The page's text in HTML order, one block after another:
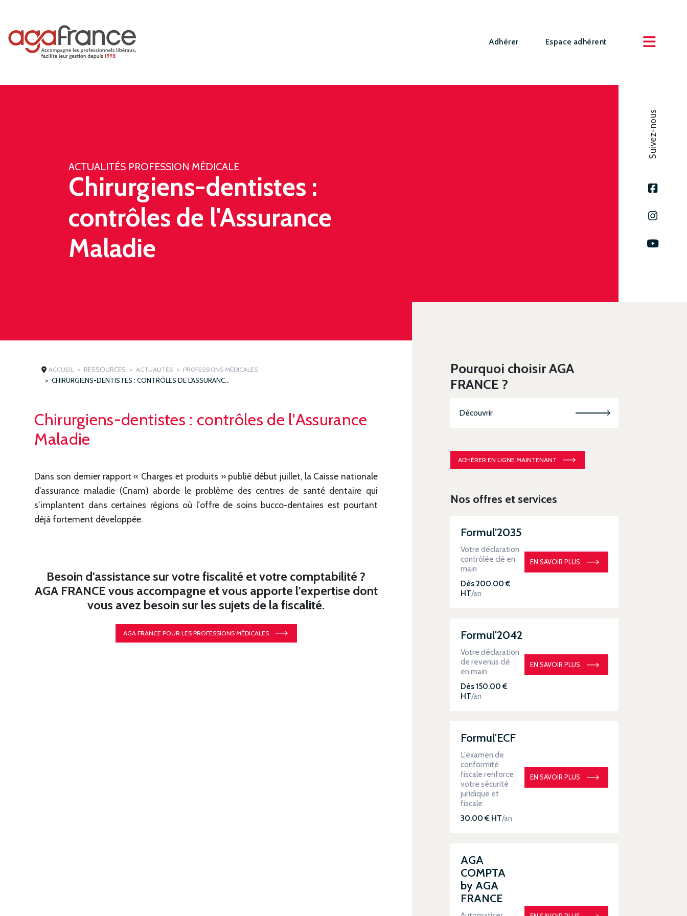
Adhérer Espace adhérent
ACTUALITÉS PROFESSION MÉDICALE
Chirurgiens-dentistes :
contrôles de l'Assurance
Maladie
Suivez-nous
ACCUEIL RESSOURCES ACTUALITÉS PROFESSIONS MÉDICALES
CHIRURGIENS-DENTISTES : CONTRÔLES DE L'ASSURANCE MALADIE
Chirurgiens-dentistes : contrôles de l'Assurance
Maladie
Dans son dernier rapport « Charges et produits » publié début juillet, la Caisse nationale
d'assurance maladie (Cnam) aborde le problème des centres de santé dentaire qui
s'implantent dans certaines régions où l'offre de soins bucco-dentaires est pourtant
déjà fortement développée.
Besoin d'assistance sur votre fiscalité et votre comptabilité ?
AGA FRANCE vous accompagne et vous apporte l'expertise dont
vous avez besoin sur les sujets de la fiscalité.
AGA FRANCE POUR LES PROFESSIONS MÉDICALES
Pourquoi choisir AGA
FRANCE ?
Découvrir
ADHÉRER EN LIGNE MAINTENANT
Nos offres et services
Formul'2035
Votre déclaration
contrôlée clé en
main
Dès 200.00 €
HT/an
EN SAVOIR PLUS
Formul'2042
Votre déclaration
de revenus clé
en main
Dès 150.00 €
HT/an
EN SAVOIR PLUS
Formul'ECF
L'examen de
conformité
fiscale renforce
votre sécurité
juridique et
fiscale
30.00 € HT/an
EN SAVOIR PLUS
AGA
COMPTA
by AGA
FRANCE